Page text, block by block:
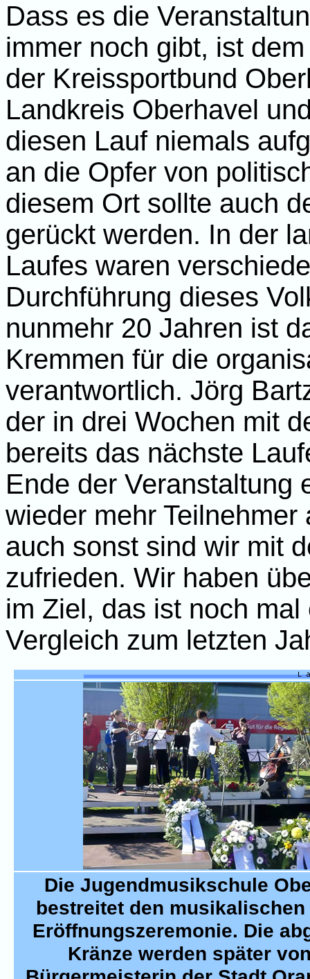
Dass es die
immer noch gibt, ist
der Kreissportbund
Landkreis Oberhavel
diesen Lauf niemals
an die Opfer von
diesem Ort sollte auch
gerückt werden. In der
Laufes waren
Durchführung dieses
nunmehr 20 Jahren ist
Kremmen für die
verantwortlich. Jörg
der in drei Wochen mit
bereits das nächste
Ende der Veranstaltung
wieder mehr
auch sonst sind wir mit
zufrieden. Wir haben
im Ziel, das ist noch
Vergleich zum letzten
Die Jugendmusikschule
bestreitet den musikalischen
Eröffnungszeremonie. Die
Kränze werden später